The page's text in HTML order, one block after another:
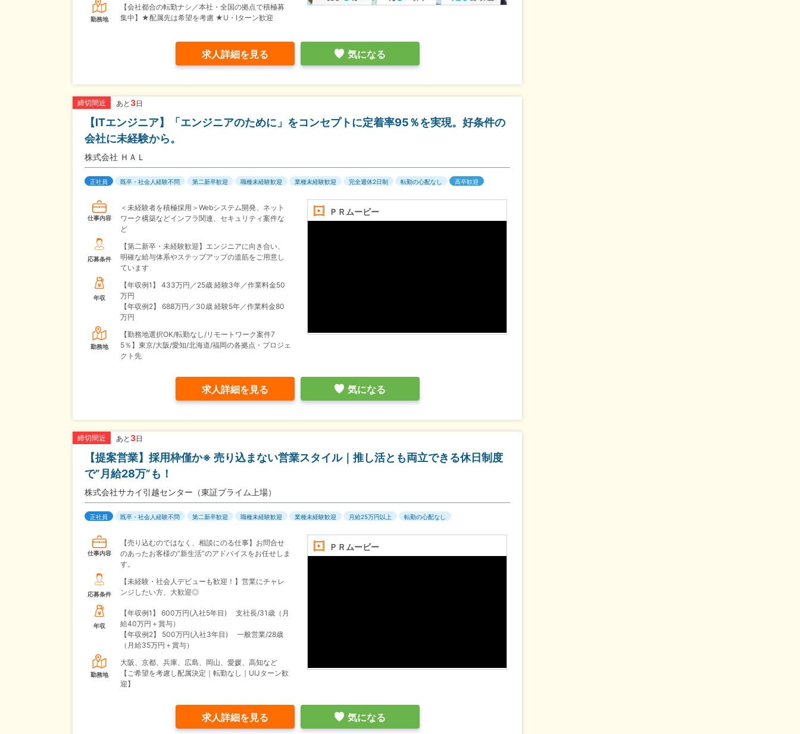
勤務地
【会社都合の転勤ナシ／本社・全国の拠点で積極募
集中】★配属先は希望を考慮 ★U・Iターン歓迎
求人詳細を見る 気になる
締切間近 あと 3日
【ITエンジニア】「エンジニアのために」をコンセプトに定着率95％を実現。好条件の
会社に未経験から。
株式会社 ＨＡＬ
正社員 既卒・社会人経験不問 第二新卒歓迎 職種未経験歓迎 業種未経験歓迎 完全週休2日制 転勤の心配なし 高卒歓迎
ＰＲムービー
仕事内容
＜未経験者を積極採用＞Webシステム開発、ネット
ワーク構築などインフラ関連、セキュリティ案件な
ど
応募条件
【第二新卒・未経験歓迎】エンジニアに向き合い、
明確な給与体系やステップアップの道筋をご用意し
ています
年収
【年収例1】
433万円／25歳 経験3年／作業料金50
万円
【年収例2】
688万円／30歳 経験5年／作業料金80
万円
勤務地
【勤務地選択OK/転勤なし/リモートワーク案件7
5％】東京/大阪/愛知/北海道/福岡の各拠点・プロジェ
クト先
求人詳細を見る 気になる
締切間近 あと 3日
【提案営業】採用枠僅か※ 売り込まない営業スタイル｜推し活とも両立できる休日制度
で”月給28万”も！
株式会社サカイ引越センター（東証プライム上場）
正社員 既卒・社会人経験不問 第二新卒歓迎 職種未経験歓迎 業種未経験歓迎 月給25万円以上 転勤の心配なし
ＰＲムービー
仕事内容
【売り込むのではなく、相談にのる仕事】お問合せ
のあったお客様の”新生活”のアドバイスをお任せしま
す。
応募条件
【未経験・社会人デビューも歓迎！】営業にチャレ
ンジしたい方、大歓迎◎
年収
【年収例1】
600万円(入社5年目) 支社長/31歳（月
給40万円＋賞与）
【年収例2】
500万円(入社3年目) 一般営業/28歳
（月給35万円＋賞与）
勤務地
大阪、京都、兵庫、広島、岡山、愛媛、高知など
【ご希望を考慮し配属決定｜転勤なし｜UIJターン歓
迎】
求人詳細を見る 気になる